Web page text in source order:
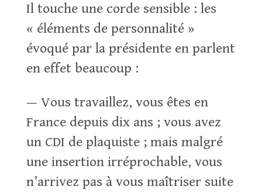
Il touche une corde sensible : les
« éléments de personnalité »
évoqué par la présidente en parlent
en effet beaucoup :
— Vous travaillez, vous êtes en
France depuis dix ans ; vous avez
un CDI de plaquiste ; mais malgré
une insertion irréprochable, vous
n’arrivez pas à vous maîtriser suite